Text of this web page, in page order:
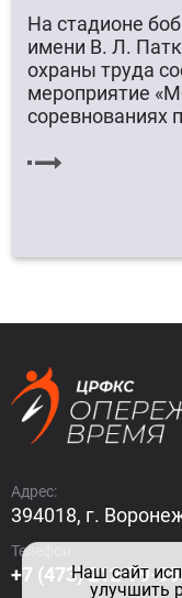
На стадионе
имени В. Л.
охраны труда
мероприятие
соревнованиях
Адрес:
394018, г.
Телефон:
+7 (473) 212-79-99
Наш сайт
улучшить